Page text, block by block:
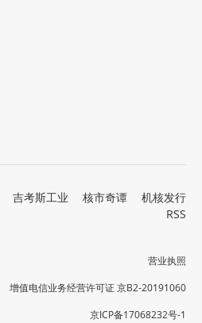
吉考斯工业 核市奇谭
机核发行
RSS
营业执照
增值电信业务经营许可证 京B2-20191060
京ICP备17068232号-1